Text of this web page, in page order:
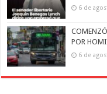
6 de
POR
6 de